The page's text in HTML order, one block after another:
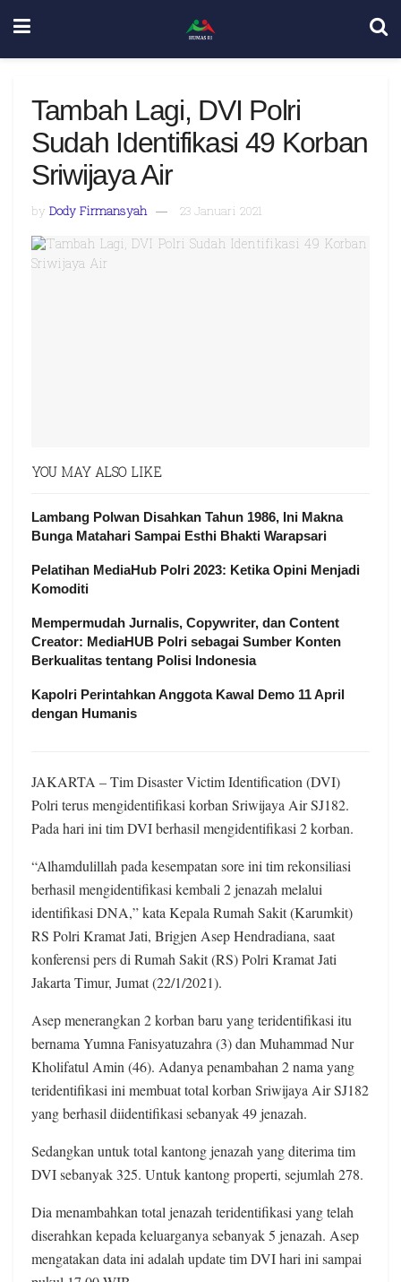
Tambah Lagi, DVI Polri
Sudah Identifikasi 49 Korban
Sriwijaya Air
by Dody Firmansyah 23 Januari 2021
YOU MAY ALSO LIKE
Lambang Polwan Disahkan Tahun 1986, Ini Makna
Bunga Matahari Sampai Esthi Bhakti Warapsari
Pelatihan MediaHub Polri 2023: Ketika Opini Menjadi
Komoditi
Mempermudah Jurnalis, Copywriter, dan Content
Creator: MediaHUB Polri sebagai Sumber Konten
Berkualitas tentang Polisi Indonesia
Kapolri Perintahkan Anggota Kawal Demo 11 April
dengan Humanis
JAKARTA – Tim Disaster Victim Identification (DVI)
Polri terus mengidentifikasi korban Sriwijaya Air SJ182.
Pada hari ini tim DVI berhasil mengidentifikasi 2 korban.
“Alhamdulillah pada kesempatan sore ini tim rekonsiliasi
berhasil mengidentifikasi kembali 2 jenazah melalui
identifikasi DNA,” kata Kepala Rumah Sakit (Karumkit)
RS Polri Kramat Jati, Brigjen Asep Hendradiana, saat
konferensi pers di Rumah Sakit (RS) Polri Kramat Jati
Jakarta Timur, Jumat (22/1/2021).
Asep menerangkan 2 korban baru yang teridentifikasi itu
bernama Yumna Fanisyatuzahra (3) dan Muhammad Nur
Kholifatul Amin (46). Adanya penambahan 2 nama yang
teridentifikasi ini membuat total korban Sriwijaya Air SJ182
yang berhasil diidentifikasi sebanyak 49 jenazah.
Sedangkan untuk total kantong jenazah yang diterima tim
DVI sebanyak 325. Untuk kantong properti, sejumlah 278.
Dia menambahkan total jenazah teridentifikasi yang telah
diserahkan kepada keluarganya sebanyak 5 jenazah. Asep
mengatakan data ini adalah update tim DVI hari ini sampai